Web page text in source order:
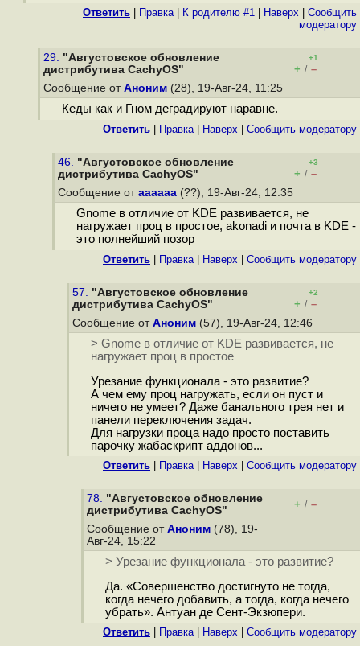
Ответить Правка| К родителю #1 Наверх
Cообщить
модератору
29. "Августовское обновление
дистрибутива CachyOS"
+1
+ / –
Сообщение от Аноним (28), 19-Авг-24, 11:25
Кеды как и Гном деградируют наравне.
Ответить Правка| Наверх Cообщить модератору
46. "Августовское обновление
дистрибутива CachyOS"
+3
+ / –
Сообщение от aaaaaa (??), 19-Авг-24, 12:35
Gnome в отличие от KDE развивается, не
нагружает проц в простое, akonadi и почта в KDE -
это полнейший позор
Ответить Правка| Наверх Cообщить модератору
57. "Августовское обновление
дистрибутива CachyOS"
+2
+ / –
Сообщение от Аноним (57), 19-Авг-24, 12:46
> Gnome в отличие от KDE развивается, не
нагружает проц в простое
Урезание функционала - это развитие?
А чем ему проц нагружать, если он пуст и
ничего не умеет? Даже банального трея нет и
панели переключения задач.
Для нагрузки проца надо просто поставить
парочку жабаскрипт аддонов...
Ответить Правка| Наверх Cообщить модератору
78. "Августовское обновление
дистрибутива CachyOS"
+ / –
Сообщение от Аноним (78), 19-
Авг-24, 15:22
> Урезание функционала - это развитие?
Да. «Совершенство достигнуто не тогда,
когда нечего добавить, а тогда, когда нечего
убрать». Антуан де Сент-Экзюпери.
Ответить Правка| Наверх Cообщить модератору